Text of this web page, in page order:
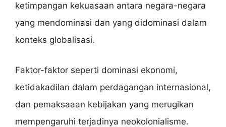
ketimpangan kekuasaan antara negara-negara
yang mendominasi dan yang didominasi dalam
konteks globalisasi.
Faktor-faktor seperti dominasi ekonomi,
ketidakadilan dalam perdagangan internasional,
dan pemaksaaan kebijakan yang merugikan
mempengaruhi terjadinya neokolonialisme.